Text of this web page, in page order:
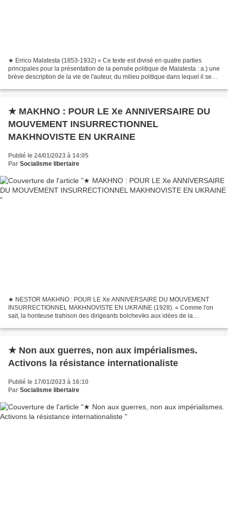
★ Errico Malatesta (1853-1932) « Ce texte est divisé en quatre parties
principales pour la présentation de la pensée politique de Malatesta : a.) une
brève description de la vie de l'auteur, du milieu politique dans lequel il se
★ MAKHNO : POUR LE Xe ANNIVERSAIRE DU
MOUVEMENT INSURRECTIONNEL
MAKHNOVISTE EN UKRAINE
Publié le 24/01/2023 à 14:05
Par Socialisme libertaire
★ NESTOR MAKHNO : POUR LE Xe ANNIVERSAIRE DU MOUVEMENT
INSURRECTIONNEL MAKHNOVISTE EN UKRAINE (1928). « Comme l'on
sait, la honteuse trahison des dirigeants bolcheviks aux idées de la
★ Non aux guerres, non aux impérialismes.
Activons la résistance internationaliste
Publié le 17/01/2023 à 16:10
Par Socialisme libertaire